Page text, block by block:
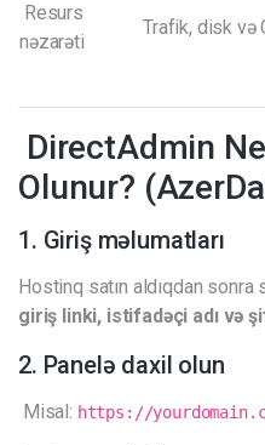
Resurs
nəzarəti
Trafik, disk və
DirectAdmin
Olunur?
1. Giriş məlumatları
Hostinq satın aldıqdan
giriş linki, istifadəçi adı və
2. Panelə daxil olun
Misal: https://